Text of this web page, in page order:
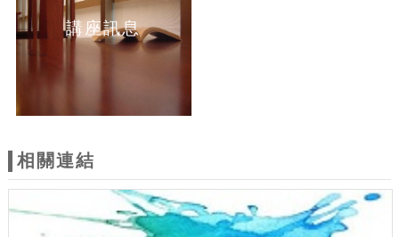
講座訊息
相關連結